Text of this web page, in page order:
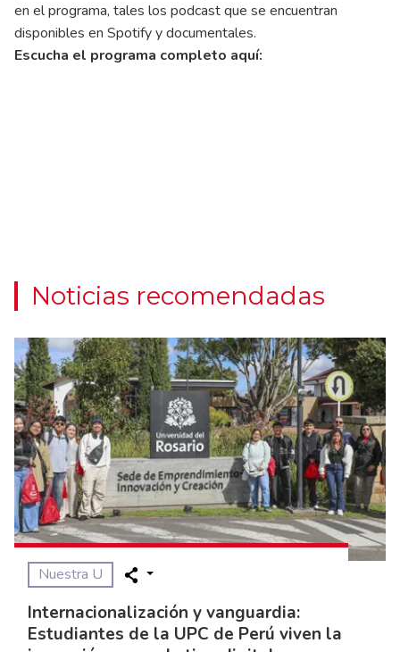
en el programa, tales los podcast que se encuentran
disponibles en Spotify y documentales.
Escucha el programa completo aquí:
Noticias recomendadas
Nuestra U
Internacionalización y vanguardia:
Estudiantes de la UPC de Perú viven la